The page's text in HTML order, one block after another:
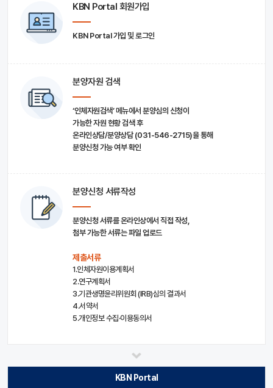
KBN Portal 회원가입
KBN Portal 가입 및 로그인
분양자원 검색
‘인체자원검색’ 메뉴에서 분양심의 신청이
가능한 자원 현황 검색 후
온라인상담/분양상담 (031-546-2715)을 통해
분양신청 가능 여부 확인
분양신청 서류작성
분양신청 서류를 온라인상에서 직접 작성,
첨부 가능한 서류는 파일 업로드
제출서류
1.인체자원이용계획서
2.연구계획서
3.기관생명윤리위원회 (IRB)심의 결과서
4.서약서
5.개인정보 수집·이용동의서
KBN Portal